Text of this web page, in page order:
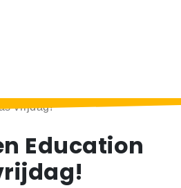
vrijdag!
Education